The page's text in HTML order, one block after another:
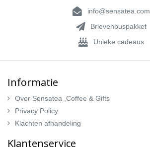
info@sensatea.com
Brievenbuspakket
Unieke cadeaus
Informatie
Over Sensatea ,Coffee & Gifts
Privacy Policy
Klachten afhandeling
Klantenservice